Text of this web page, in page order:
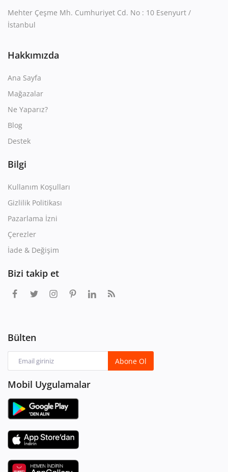
Mehter Çeşme Mh. Cumhuriyet Cd. No : 10 Esenyurt /
İstanbul
Hakkımızda
Ana Sayfa
Mağazalar
Ne Yaparız?
Blog
Destek
Bilgi
Kullanım Koşulları
Gizlilik Politikası
Pazarlama İzni
Çerezler
İade & Değişim
Bizi takip et
Bülten
Abone Ol
Mobil Uygulamalar